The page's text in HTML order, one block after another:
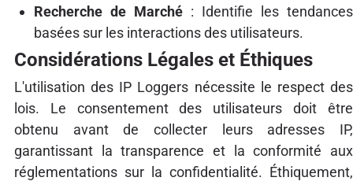
Recherche de Marché: Identifie les tendances
basées sur les interactions des utilisateurs.
Considérations Légales et Éthiques
L'utilisation des IP Loggers nécessite le respect des
lois. Le consentement des utilisateurs doit être
obtenu avant de collecter leurs adresses IP,
garantissant la transparence et la conformité aux
réglementations sur la confidentialité. Éthiquement,